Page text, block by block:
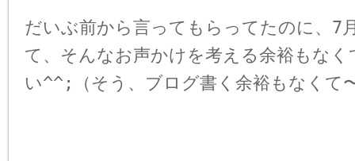
だいぶ前から言ってもらってたのに、7
て、そんなお声かけを考える余裕もな
い^^;（そう、ブログ書く余裕もなくて